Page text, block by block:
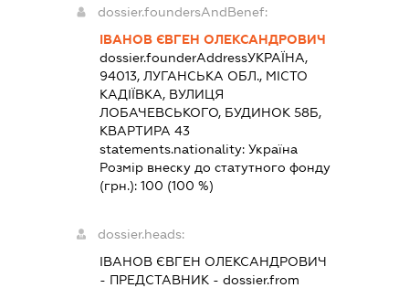
dossier.foundersAndBenef:
ІВАНОВ ЄВГЕН ОЛЕКСАНДРОВИЧ
dossier.founderAddressУКРАЇНА,
94013, ЛУГАНСЬКА ОБЛ., МІСТО
КАДІЇВКА, ВУЛИЦЯ
ЛОБАЧЕВСЬКОГО, БУДИНОК 58Б,
КВАРТИРА 43
statements.nationality: Україна
Розмір внеску до статутного фонду
(грн.): 100 (100 %)
dossier.heads:
ІВАНОВ ЄВГЕН ОЛЕКСАНДРОВИЧ
- ПРЕДСТАВНИК - dossier.from